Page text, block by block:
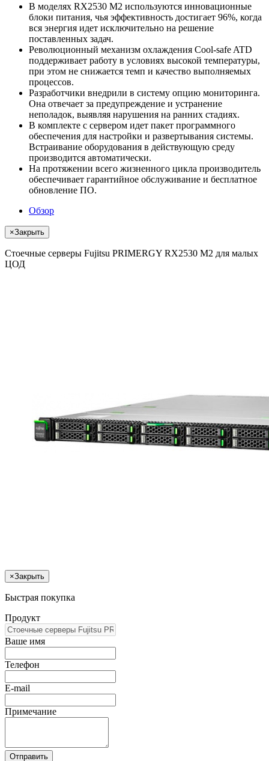
В моделях RX2530 M2 используются инновационные
блоки питания, чья эффективность достигает 96%, когда
вся энергия идет исключительно на решение
поставленных задач.
Революционный механизм охлаждения Cool-safe ATD
поддерживает работу в условиях высокой температуры,
при этом не снижается темп и качество выполняемых
процессов.
Разработчики внедрили в систему опцию мониторинга.
Она отвечает за предупреждение и устранение
неполадок, выявляя нарушения на ранних стадиях.
В комплекте с сервером идет пакет программного
обеспечения для настройки и развертывания системы.
Встраивание оборудования в действующую среду
производится автоматически.
На протяжении всего жизненного цикла производитель
обеспечивает гарантийное обслуживание и бесплатное
обновление ПО.
Обзор
×Закрыть
Стоечные серверы Fujitsu PRIMERGY RX2530 M2 для малых
ЦОД
×Закрыть
Быстрая покупка
Продукт
Ваше имя
Телефон
E-mail
Примечание
Отправить